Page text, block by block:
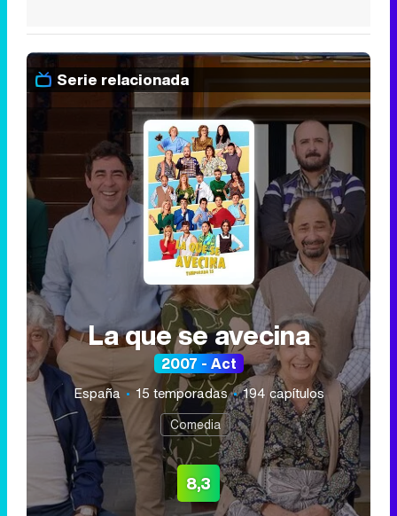
Serie relacionada
La que se avecina
2007 - Act
España 15 temporadas 194 capítulos
Comedia
8,3